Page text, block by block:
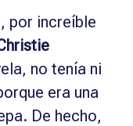
por increíble
no tenía ni
era una
De hecho,